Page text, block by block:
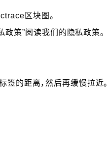
区块图。
政策”阅读我们的隐私政策。
的距离，然后再缓慢拉近。